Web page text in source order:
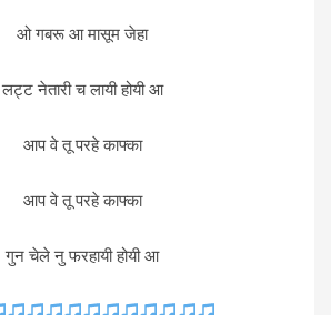
ओ गबरू आ मासूम जेहा
लट्ट नेतारी च लायी होयी आ
आप वे तू परहे काफ्का
आप वे तू परहे काफ्का
गुन चेले नु फरहायी होयी आ